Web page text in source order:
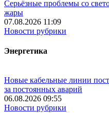
Серьёзные проблемы со
жары
07.08.2026 11:09
Новости рубрики
Энергетика
Новые кабельные линии
за постоянных аварий
06.08.2026 09:55
Новости рубрики